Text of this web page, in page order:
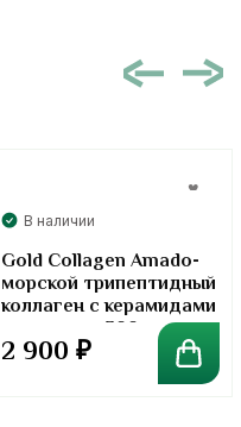
В наличии
Gold Collagen Amado-
морской трипептидный
коллаген с керамидами
в порошке. 300 грамм
2 900 ₽